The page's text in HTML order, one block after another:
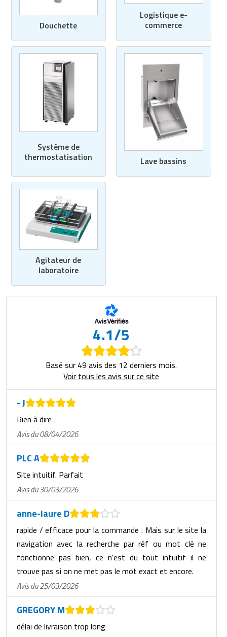
Douchette
Logistique e-
commerce
Système de
thermostatisation
Lave bassins
Agitateur de
laboratoire
4.1/5
Basé sur 49 avis des 12 derniers mois.
Voir tous les avis sur ce site
- J
Rien à dire
Avis du 08/04/2026
PLC A
Site intuitif. Parfait
Avis du 30/03/2026
anne-laure D
rapide / efficace pour la commande . Mais sur le site la
navigation avec la recherche par réf ou mot clé ne
fonctionne pas bien, ce n'est du tout intuitif il ne
trouve pas si on ne met pas le mot exact et encore.
Avis du 25/03/2026
GREGORY M
délai de livraison trop long